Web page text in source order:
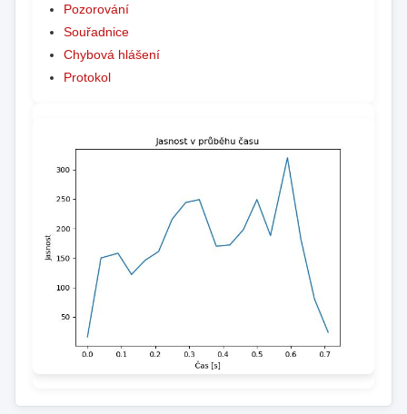
Pozorování
Souřadnice
Chybová hlášení
Protokol